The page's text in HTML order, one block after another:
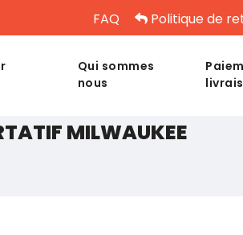
FAQ Politique de
Qui sommes
nous
MILWAUKEE